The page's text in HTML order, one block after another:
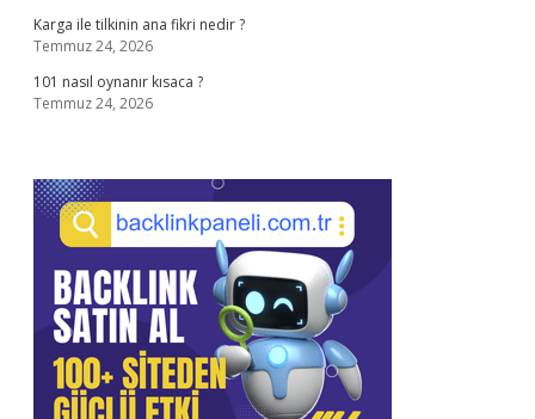
Karga ile tilkinin ana fikri nedir ?
Temmuz 24, 2026
101 nasıl oynanır kısaca ?
Temmuz 24, 2026